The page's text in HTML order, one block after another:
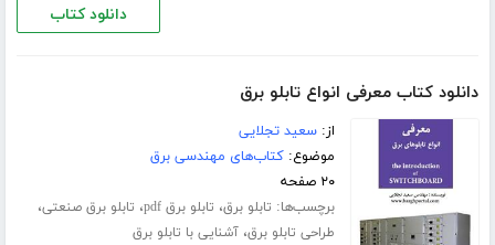
دانلود کتاب
دانلود کتاب معرفی انواع تابلو برق
از:سعید تجلایی
موضوع:کتاب‌های مهندسی برق
۲۰ صفحه
برچسب‌ها: تابلو برق، تابلو برق pdf ، تابلو برق صنعتی،
طراحی تابلو برق،آشنایی با تابلو برق